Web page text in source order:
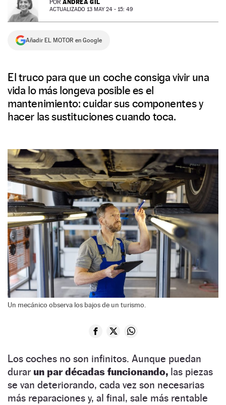
NEWSLETTER
SÍGUENOS
POR ANDREA GIL
ACTUALIZADO 13 MAY 24 - 15: 49
Añadir EL MOTOR en Google
El truco para que un coche consiga vivir una
vida lo más longeva posible es el
mantenimiento: cuidar sus componentes y
hacer las sustituciones cuando toca.
Un mecánico observa los bajos de un turismo.
Los coches no son infinitos. Aunque puedan
durar un par décadas funcionando, las piezas
se van deteriorando, cada vez son necesarias
más reparaciones y, al final, sale más rentable